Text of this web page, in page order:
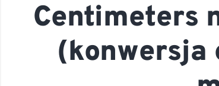
Centimeters
(konwersja